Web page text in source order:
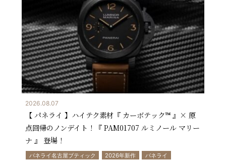
2026.08.07
【 パネライ 】ハイテク素材『 カーボテック™ 』× 原
点回帰のノンデイト！『 PAM01707 ルミノール マリー
ナ 』 登場！
パネライ名古屋ブティック 2026年新作
パネライ